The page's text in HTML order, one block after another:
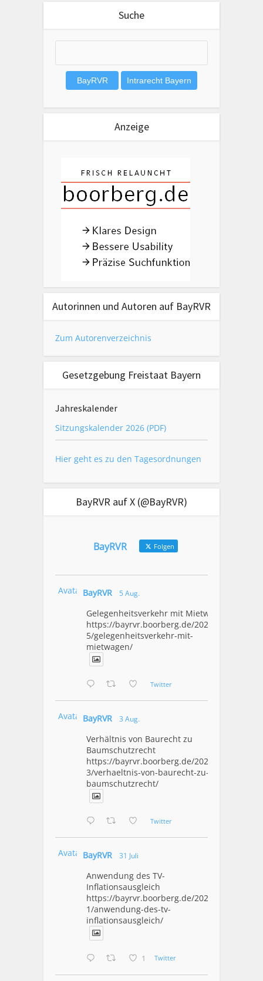
Suche
Anzeige
Autorinnen und Autoren auf BayRVR
Zum Autorenverzeichnis
Gesetzgebung Freistaat Bayern
Jahreskalender
Sitzungskalender 2026 (PDF)
Hier geht es zu den Tagesordnungen
BayRVR auf X (@BayRVR)
BayRVR Folgen
Avatar BayRVR 5 Aug.
Gelegenheitsverkehr mit Mietwagen
https://bayrvr.boorberg.de/2026/08/0
5/gelegenheitsverkehr-mit-
mietwagen/
Twitter
Avatar BayRVR 3 Aug.
Verhältnis von Baurecht zu
Baumschutzrecht
https://bayrvr.boorberg.de/2026/08/0
3/verhaeltnis-von-baurecht-zu-
baumschutzrecht/
Twitter
Avatar BayRVR 31 Juli
Anwendung des TV-
Inflationsausgleich
https://bayrvr.boorberg.de/2026/07/3
1/anwendung-des-tv-
inflationsausgleich/
1 Twitter